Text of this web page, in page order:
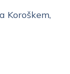
Koroškem,